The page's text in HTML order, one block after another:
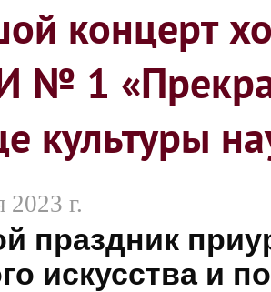
концерт
1
культуры
2023 г.
праздник
искусства и п